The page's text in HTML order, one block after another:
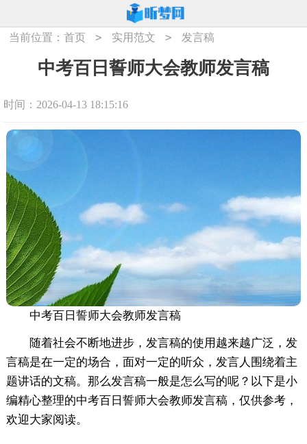
当前位置：首页 > 实用范文 > 发言稿
中考百日誓师大会教师发言稿
时间：2026-04-13 18:15:16
中考百日誓师大会教师发言稿
随着社会不断地进步，发言稿的使用越来越广泛，发
言稿是在一定的场合，面对一定的听众，发言人围绕着主
题讲话的文稿。那么发言稿一般是怎么写的呢？以下是小
编精心整理的中考百日誓师大会教师发言稿，仅供参考，
欢迎大家阅读。